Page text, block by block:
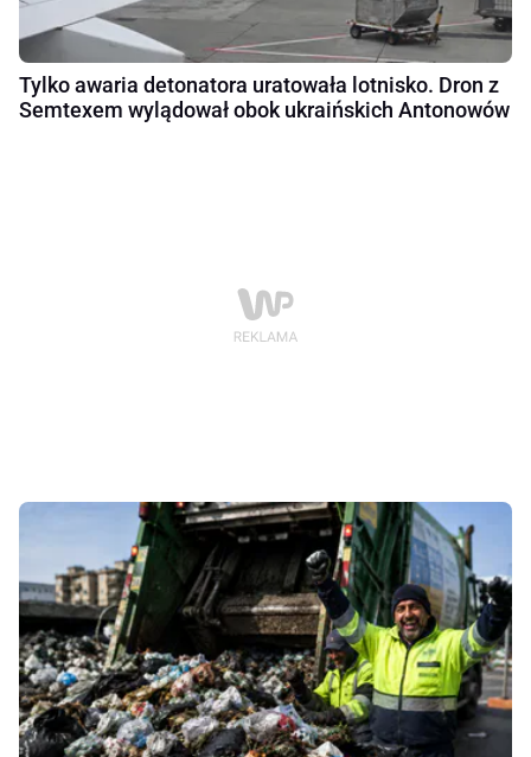
Tylko awaria detonatora uratowała lotnisko. Dron z
Semtexem wylądował obok ukraińskich Antonowów